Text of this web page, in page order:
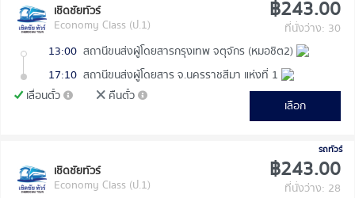
เชิดชัยทัวร์
Economy Class (ป.1)
฿243.00
ที่นั่งว่าง: 30
13:00 สถานีขนส่งผู้โดยสารกรุงเทพ จตุจักร (หมอชิต2)
17:10 สถานีขนส่งผู้โดยสาร จ.นครราชสีมา แห่งที่ 1
เลื่อนตั๋ว
คืนตั๋ว
เลือก
รถทัวร์
เชิดชัยทัวร์
Economy Class (ป.1)
฿243.00
ที่นั่งว่าง: 28